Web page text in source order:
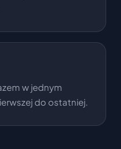
w jednym
do ostatniej.